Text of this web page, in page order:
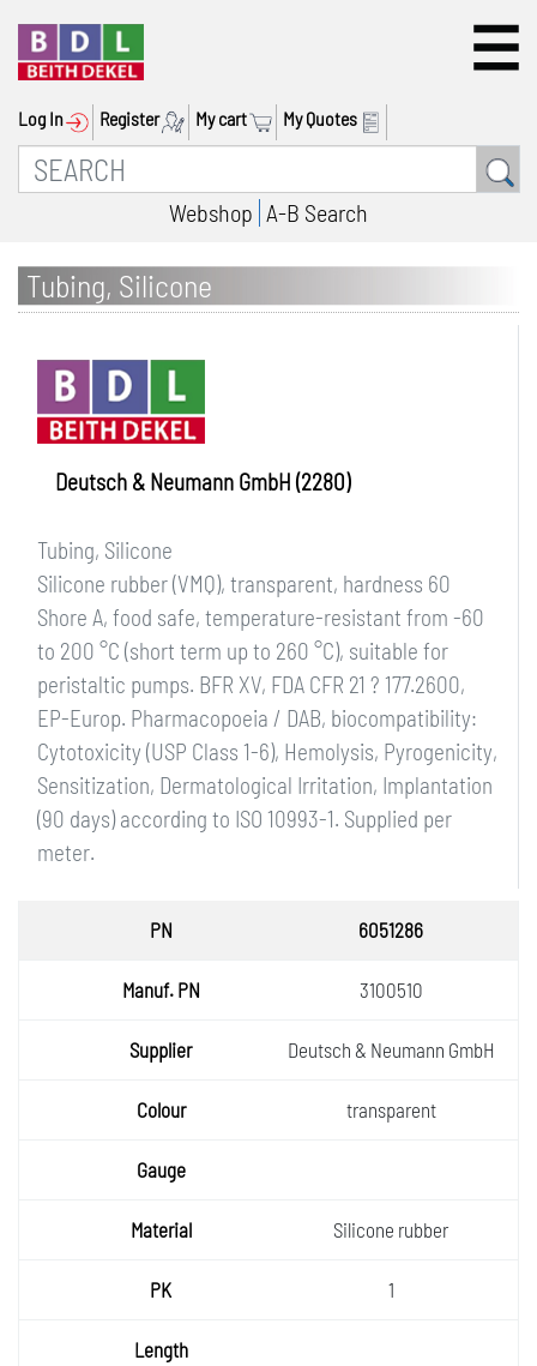
Log In Register My cart My Quotes
Webshop A-B Search
Tubing, Silicone
Deutsch & Neumann GmbH (2280)
Tubing, Silicone
Silicone rubber (VMQ), transparent, hardness 60
Shore A, food safe, temperature-resistant from -60
to 200 °C (short term up to 260 °C), suitable for
peristaltic pumps. BFR XV, FDA CFR 21 ? 177.2600,
EP-Europ. Pharmacopoeia / DAB, biocompatibility:
Cytotoxicity (USP Class 1-6), Hemolysis, Pyrogenicity,
Sensitization, Dermatological Irritation, Implantation
(90 days) according to ISO 10993-1. Supplied per
meter.
Manuf.
Supplie
Colour
Gauge
Materia
Length
6051286
3100510
Deutsch & Neumann GmbH
transparent
Silicone rubber
1